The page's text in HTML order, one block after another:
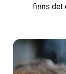
finns det